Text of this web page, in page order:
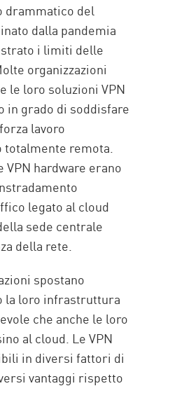
drammatico del
dalla pandemia
i limiti delle
organizzazioni
le loro soluzioni VPN
in grado di soddisfare
lavoro
totalmente remota.
VPN hardware erano
legato al cloud
sede centrale
della rete.
spostano
la loro infrastruttura
che anche le loro
al cloud. Le VPN
in diversi fattori di
vantaggi rispetto